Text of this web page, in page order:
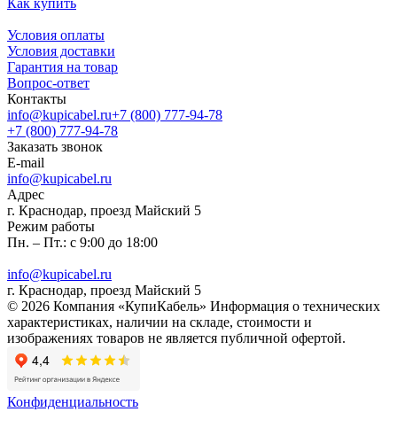
Условия оплаты
Условия доставки
Гарантия на товар
Вопрос-ответ
Контакты
info@kupicabel.ru+7 (800) 777-94-78
+7 (800) 777-94-78
Заказать звонок
E-mail
info@kupicabel.ru
Адрес
г. Краснодар, проезд Майский 5
Режим работы
Пн. – Пт.: с 9:00 до 18:00
info@kupicabel.ru
г. Краснодар, проезд Майский 5
© 2026 Компания «КупиКабель» Информация о технических
характеристиках, наличии на складе, стоимости и
изображениях товаров не является публичной офертой.
Конфиденциальность